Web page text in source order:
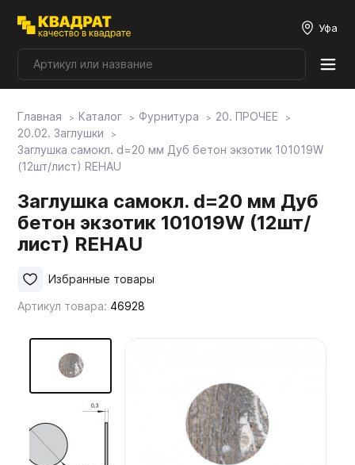
Уфа
Плитные материалы
Фурнитура
Столешницы
Мой ЭГГЕР
Мебельные образцы, каталоги
Главная Каталог Фурнитура
20. ПРОЧЕЕ
20.02. Заглушки
Заглушка самокл. d=20 мм Дуб бетон экзотик 101019W
(12шт/лист) REHAU
Заглушка самокл. d=20 мм Дуб
бетон экзотик 101019W (12шт/
лист) REHAU
Артикул товара: 46928
Избранные товары